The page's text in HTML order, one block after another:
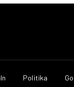
Politika